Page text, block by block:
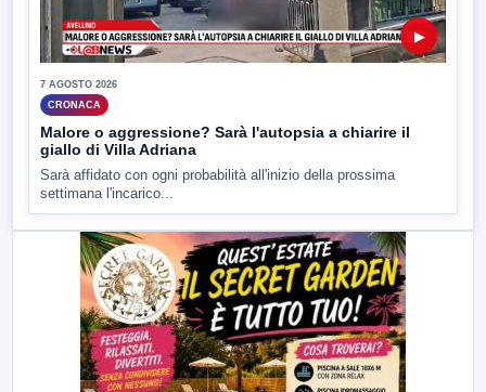
▶
7 AGOSTO 2026
CRONACA
Malore o aggressione? Sarà l'autopsia a chiarire il
giallo di Villa Adriana
Sarà affidato con ogni probabilità all'inizio della prossima
settimana l'incarico...